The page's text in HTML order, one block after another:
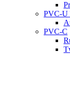
PVC-U
PVC-C